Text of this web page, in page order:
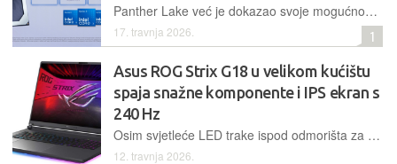
Panther Lake već je dokazao svoje mogućnosti u višem segmentu uz snažne performanse i dobru energetsku učinkovitost, a sada će to prenijeti i na jeftiniju liniju procesora Core Series 3
17. travnja 2026. 1
Asus ROG Strix G18 u velikom kućištu
spaja snažne komponente i IPS ekran s
240 Hz
Osim svjetleće LED trake ispod odmorišta za dlanove, ROG Strix G18 nema osobito napadan dizajn, a igrače će razveseliti snažan Core Ultra 9 procesor i Nvidia grafičke kartice, kao i veliki ekran od 18'' sa stopom osvježavanja od 240 Hz
12. travnja 2026.